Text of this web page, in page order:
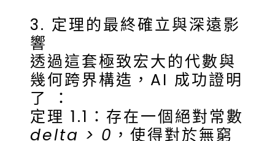
3. 定理的最終確立與深遠影
響
透過這套極致宏大的代數與
幾何跨界構造，AI 成功證明
了 ：
定理 1.1：存在一個絕對常數
delta > 0 ，使得對於無窮